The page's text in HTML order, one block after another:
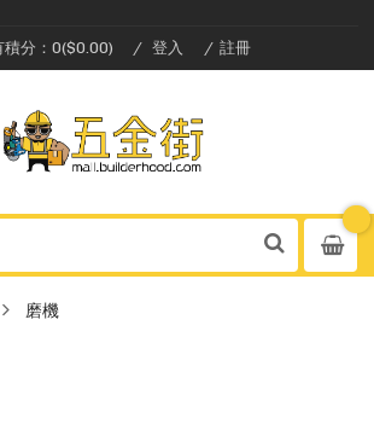
積分：0($0.00) 登入 註冊
磨機